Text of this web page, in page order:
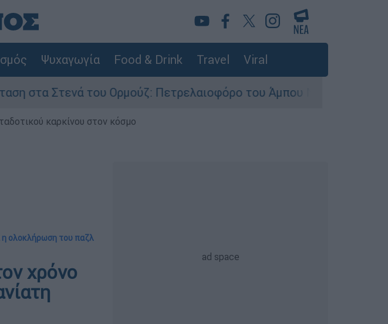
Ψυχαγωγία Food & Drink Travel Viral
του Ορμούζ: Πετρελαιοφόρο του Άμπου Ντάμπι χτυπήθηκε από
καρκίνου στον κόσμο
η ολοκλήρωση του παζλ
χρόνο